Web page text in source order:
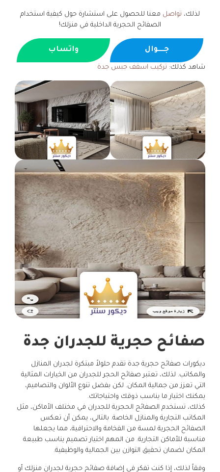
لذلك، تواصل معنا للحصول على استشارة حول كيفية استخدام
الصفائح الحجرية الداخلية في منزلك!
جــــوال واتساب
شاهد كذلك: تركيب اسقف جبس جدة
صفائح حجرية للجدران جدة
ديكورات صفائح حجرية جدة تقدم حلولاً مبتكرة لجدران المنازل
والمكاتب. لذلك، تعتبر صفائح الحجر للجدران من الخيارات المثالية
التي تعزز من جمالية المكان. لكن بفضل تنوع الألوان والتصاميم،
يمكنك اختيار ما يناسب ذوقك واحتياجاتك.
كذلك، تستخدم الصفائح الحجرية للجدران في مختلف الأماكن، مثل
المكاتب التجارية والمنازل الخاصة. بالتالي، يمكن أن تعكس
الصفائح الحجرية لمسة من الفخامة والاحترافية، مما يجعلها
مناسبة للأماكن التجارية. من المهم اختيار تصميم يناسب طبيعة
المكان لضمان تحقيق التوازن بين الجمالية والوظيفية.
وفقاً لذلك، إذا كنت تفكر في إضافة صفائح حجرية لجدران منزلك أو